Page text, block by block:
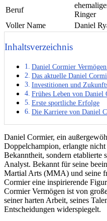
Beruf
Ringer
Voller Name
Daniel
Inhaltsverzeichnis
Daniel Cormier
Das aktuelle Daniel
Investitionen und
Frühes Leben von Daniel
Erste sportliche Erfolge
Die Karriere von Daniel
Daniel Cormier, ein
Doppelchampion, erlangte
Bekanntheit, sondern etablierte
Analyst. Bekannt für seine
Martial Arts (MMA) und seine
Cormier eine inspirierende
Cormier Vermögen ist von
seiner harten Arbeit, seines
Entscheidungen widerspiegelt.